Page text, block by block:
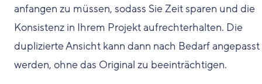
anfangen zu müssen, sodass Sie Zeit sparen und die
Konsistenz in Ihrem Projekt aufrechterhalten. Die
duplizierte Ansicht kann dann nach Bedarf angepasst
werden, ohne das Original zu beeinträchtigen.